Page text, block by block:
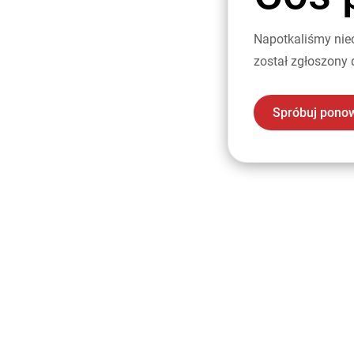
Napotkaliśmy
został zgłoszony
Spróbuj